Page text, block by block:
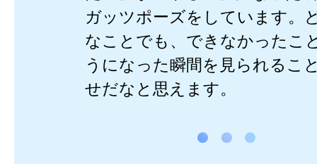
ガッツポーズをしています。
なことでも、できなかったこ
うになった瞬間を見られるこ
せだなと思えます。